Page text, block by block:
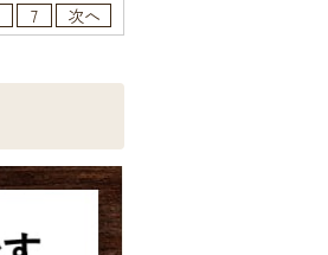
7
次へ